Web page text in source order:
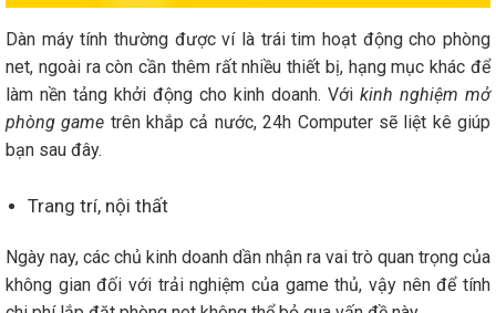
Dàn máy tính thường được ví là trái tim hoạt động cho phòng
net, ngoài ra còn cần thêm rất nhiều thiết bị, hạng mục khác để
làm nền tảng khởi động cho kinh doanh. Với kinh nghiệm mở
phòng game trên khắp cả nước, 24h Computer sẽ liệt kê giúp
bạn sau đây.
Trang trí, nội thất
Ngày nay, các chủ kinh doanh dần nhận ra vai trò quan trọng của
không gian đối với trải nghiệm của game thủ, vậy nên để tính